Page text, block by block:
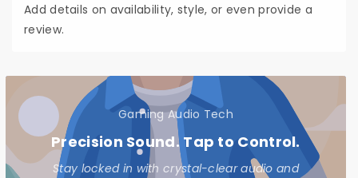
g
o
Add details on availability, style, or even provide a
review.
Gaming Audio Tech
Precision Sound. Tap to Control.
Stay locked in with crystal-clear audio and